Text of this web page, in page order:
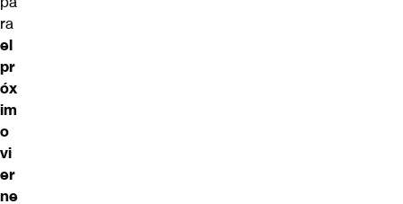
ra
el
pr
óx
im
o
vi
er
ne